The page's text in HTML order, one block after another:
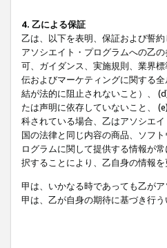
4. 乙による保証
乙は、以下を表明、保証および誓
アソシエイト・プログラムへの乙
可、ガイダンス、実施規則、業界
伝およびマーケティングに関する
結が法的に阻止されないこと）、
たは声明に依存していないこと、
科されている場合、乙はアソシエ
国の法律と同じ内容の商品、ソフ
ログラムに関して提供する情報が
択することにより、乙自身の情報を
甲は、いかなる時であっても乙が
甲は、乙が自身の期待に基づき行